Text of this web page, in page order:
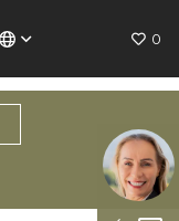
0